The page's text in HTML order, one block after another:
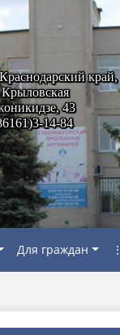
край,
Крыловская
43
14-84
Для граждан ⋮